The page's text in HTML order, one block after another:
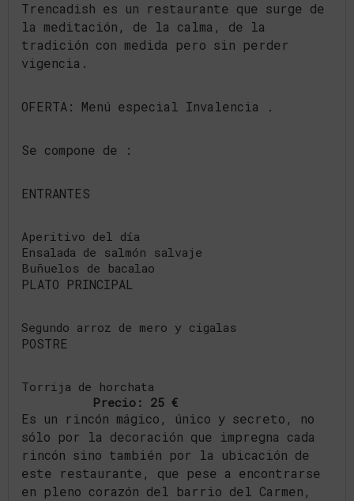
Trencadish es un restaurante que surge de
la meditación, de la calma, de la
tradición con medida pero sin perder
vigencia.
OFERTA: Menú especial Invalencia .
Se compone de :
ENTRANTES
Aperitivo del día
Ensalada de salmón salvaje
Buñuelos de bacalao
PLATO PRINCIPAL
Segundo arroz de mero y cigalas
POSTRE
Torrija de horchata
Precio: 25 €
Es un rincón mágico, único y secreto, no
sólo por la decoración que impregna cada
rincón sino también por la ubicación de
este restaurante, que pese a encontrarse
en pleno corazón del barrio del Carmen,